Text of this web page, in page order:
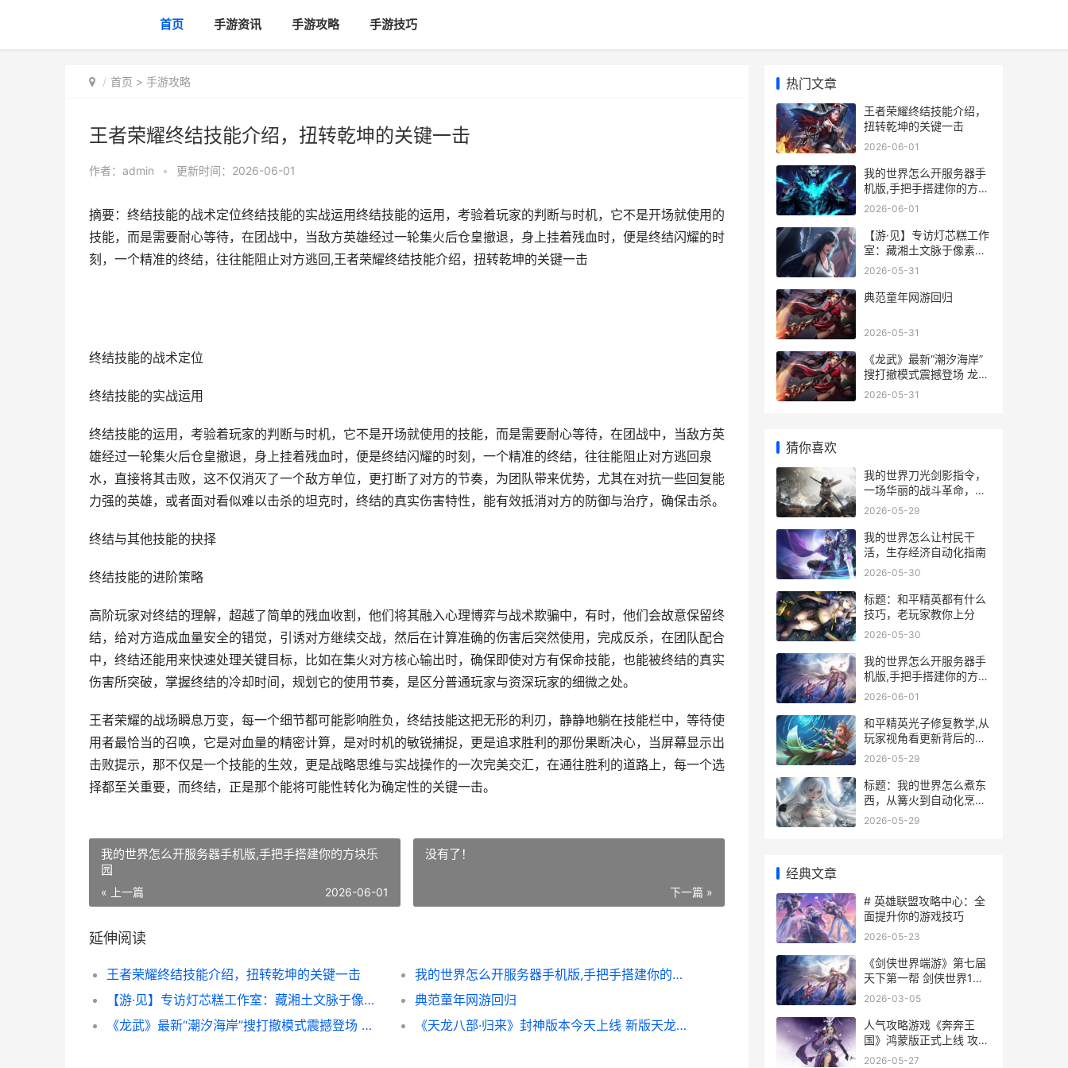
首页 手游资讯 手游攻略 手游技巧
首页 > 手游攻略
王者荣耀终结技能介绍，扭转乾坤的关键一击
作者： admin • 更新时间：2026-06-01
摘要：终结技能的战术定位终结技能的实战运用终结技能的运用，考验着玩家的判断与时机，它不是开场就使用的
技能，而是需要耐心等待，在团战中，当敌方英雄经过一轮集火后仓皇撤退，身上挂着残血时，便是终结闪耀的时
刻，一个精准的终结，往往能阻止对方逃回,王者荣耀终结技能介绍，扭转乾坤的关键一击
终结技能的战术定位
终结技能的实战运用
终结技能的运用，考验着玩家的判断与时机，它不是开场就使用的技能，而是需要耐心等待，在团战中，当敌方英
雄经过一轮集火后仓皇撤退，身上挂着残血时，便是终结闪耀的时刻，一个精准的终结，往往能阻止对方逃回泉
水，直接将其击败，这不仅消灭了一个敌方单位，更打断了对方的节奏，为团队带来优势，尤其在对抗一些回复能
力强的英雄，或者面对看似难以击杀的坦克时，终结的真实伤害特性，能有效抵消对方的防御与治疗，确保击杀。
终结与其他技能的抉择
终结技能的进阶策略
高阶玩家对终结的理解，超越了简单的残血收割，他们将其融入心理博弈与战术欺骗中，有时，他们会故意保留终
结，给对方造成血量安全的错觉，引诱对方继续交战，然后在计算准确的伤害后突然使用，完成反杀，在团队配合
中，终结还能用来快速处理关键目标，比如在集火对方核心输出时，确保即使对方有保命技能，也能被终结的真实
伤害所突破，掌握终结的冷却时间，规划它的使用节奏，是区分普通玩家与资深玩家的细微之处。
王者荣耀的战场瞬息万变，每一个细节都可能影响胜负，终结技能这把无形的利刃，静静地躺在技能栏中，等待使
用者最恰当的召唤，它是对血量的精密计算，是对时机的敏锐捕捉，更是追求胜利的那份果断决心，当屏幕显示出
击败提示，那不仅是一个技能的生效，更是战略思维与实战操作的一次完美交汇，在通往胜利的道路上，每一个选
择都至关重要，而终结，正是那个能将可能性转化为确定性的关键一击。
我的世界怎么开服务器手机版,手把手搭建你的方块乐
园
« 上一篇 2026-06-01
没有了！
下一篇 »
延伸阅读
王者荣耀终结技能介绍，扭转乾坤的关键一击
我的世界怎么开服务器手机版,手把手搭建你的方块乐园
【游·见】专访灯芯糕工作室：藏湘土文脉于像素之间 见游戏百科
典范童年网游回归
《龙武》最新“潮汐海岸”搜打撤模式震撼登场 龙武作品
《天龙八部·归来》封神版本今天上线 新版天龙八部主题曲归处
热门文章
王者荣耀终结技能介绍，
扭转乾坤的关键一击
2026-06-01
我的世界怎么开服务器手
机版,手把手搭建你的方块
乐园
2026-06-01
【游·见】专访灯芯糕工作
室：藏湘土文脉于像素之
间 见游戏百科
2026-05-31
典范童年网游回归
2026-05-31
《龙武》最新“潮汐海岸”
搜打撤模式震撼登场 龙武
作品
2026-05-31
猜你喜欢
我的世界刀光剑影指令，
一场华丽的战斗革命，副
标题，赋予方块世界锋芒
2026-05-29
我的世界怎么让村民干
活，生存经济自动化指南
2026-05-30
标题：和平精英都有什么
技巧，老玩家教你上分
2026-05-30
我的世界怎么开服务器手
机版,手把手搭建你的方块
乐园
2026-06-01
和平精英光子修复教学,从
玩家视角看更新背后的真
相
2026-05-29
标题：我的世界怎么煮东
西，从篝火到自动化烹饪
指南
2026-05-29
经典文章
# 英雄联盟攻略中心：全
面提升你的游戏技巧
2026-05-23
《剑侠世界端游》第七届
天下第一帮 剑侠世界1端
游
2026-03-05
人气攻略游戏《奔奔王
国》鸿蒙版正式上线 攻略
游戏人设
2026-05-27